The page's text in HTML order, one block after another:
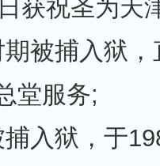
获祝圣为天
被捕入狱
堂服务;
捕入狱，于